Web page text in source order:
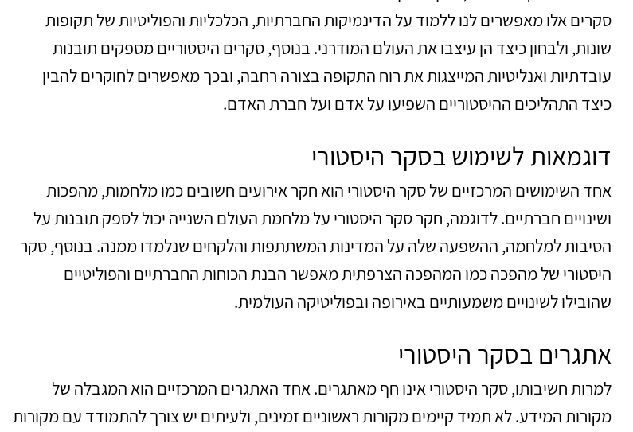
סקרים אלו מאפשרים לנו ללמוד על הדינמיקות החברתיות, הכלכליות והפוליטיות של תקופות
שונות, ולבחון כיצד הן עיצבו את העולם המודרני. בנוסף, סקרים היסטוריים מספקים תובנות
עובדתיות ואנליטיות המייצגות את רוח התקופה בצורה רחבה, ובכך מאפשרים לחוקרים להבין
כיצד התהליכים ההיסטוריים השפיעו על אדם ועל חברת האדם.
דוגמאות לשימוש בסקר היסטורי
אחד השימושים המרכזיים של סקר היסטורי הוא חקר אירועים חשובים כמו מלחמות, מהפכות
ושינויים חברתיים. לדוגמה, חקר סקר היסטורי על מלחמת העולם השנייה יכול לספק תובנות על
הסיבות למלחמה, ההשפעה שלה על המדינות המשתתפות והלקחים שנלמדו ממנה. בנוסף, סקר
היסטורי של מהפכה כמו המהפכה הצרפתית מאפשר הבנת הכוחות החברתיים והפוליטיים
שהובילו לשינויים משמעותיים באירופה ובפוליטיקה העולמית.
אתגרים בסקר היסטורי
למרות חשיבותו, סקר היסטורי אינו חף מאתגרים. אחד האתגרים המרכזיים הוא המגבלה של
מקורות המידע. לא תמיד קיימים מקורות ראשוניים זמינים, ולעיתים יש צורך להתמודד עם מקורות